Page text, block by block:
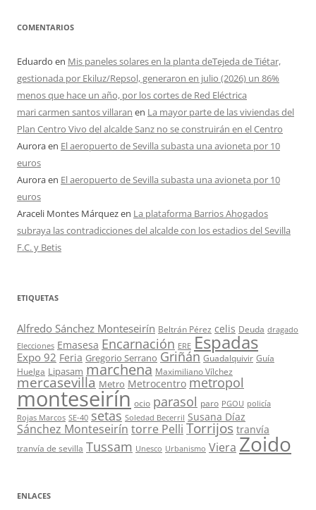
COMENTARIOS
Eduardo en Mis paneles solares en la planta deTejeda de Tiétar,
gestionada por Ekiluz/Repsol, generaron en julio (2026) un 86%
menos que hace un año, por los cortes de Red Eléctrica
mari carmen santos villaran en La mayor parte de las viviendas del
Plan Centro Vivo del alcalde Sanz no se construirán en el Centro
Auroraen El aeropuerto de Sevilla subasta una avioneta por 10
euros
Auroraen El aeropuerto de Sevilla subasta una avioneta por 10
euros
Araceli Montes Márquezen La plataforma Barrios Ahogados
subraya las contradicciones del alcalde con los estadios del Sevilla
F.C. y Betis
ETIQUETAS
Alfredo Sánchez Monteseirín Beltrán Pérez celis Deuda dragado
Elecciones Emasesa Encarnación ERE Espadas
Expo 92 Feria Gregorio Serrano Griñán Guadalquivir Guía
Huelga Lipasam marchena Maximiliano Vílchez
mercasevilla Metro Metrocentro metropol
monteseirín ocio parasol paro PGOU policía
Rojas Marcos SE-40 setas Soledad Becerril Susana Díaz
Sánchez Monteseirín torre Pelli Torrijos tranvía
tranvía de sevilla Tussam Unesco Urbanismo Viera Zoido
ENLACES